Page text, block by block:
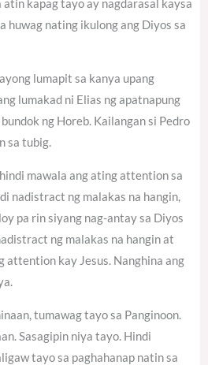
atin kapag tayo ay nagdarasal kaysa
huwag nating ikulong ang Diyos sa
lumapit sa kanya upang
lumakad ni Elias ng apatnapung
ng Horeb. Kailangan si Pedro
sa tubig.
mawala ang ating attention sa
nadistract ng malakas na hangin,
pa rin siyang nag-antay sa Diyos
ng malakas na hangin at
attention kay Jesus. Nanghina ang
tumawag tayo sa Panginoon.
Sasagipin niya tayo. Hindi
tayo sa paghahanap natin sa